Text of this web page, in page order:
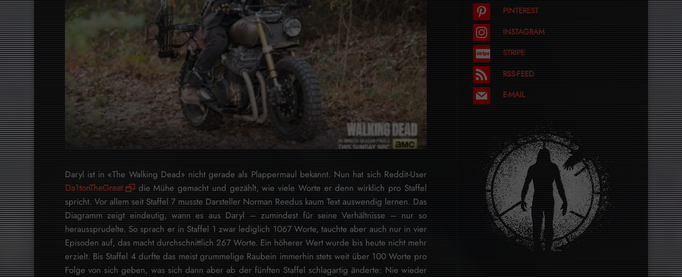
Daryl ist in «The Walking Dead» nicht gerade als Plappermaul bekannt. Nun hat sich Reddit-User
Da1tonTheGreat
die Mühe gemacht und gezählt, wie viele Worte er denn wirklich pro Staffel
spricht. Vor allem seit Staffel 7 musste Darsteller Norman Reedus kaum Text auswendig lernen. Das
Diagramm zeigt eindeutig, wann es aus Daryl – zumindest für seine Verhältnisse – nur so
heraussprudelte. So sprach er in Staffel 1 zwar lediglich 1067 Worte, tauchte aber auch nur in vier
Episoden auf, das macht durchschnittlich 267 Worte. Ein höherer Wert wurde bis heute nicht mehr
erzielt. Bis Staffel 4 durfte das meist grummelige Raubein immerhin stets weit über 100 Worte pro
Folge von sich geben, was sich dann aber ab der fünften Staffel schlagartig änderte: Nie wieder
PINTEREST
INSTAGRAM
STRIPE
RSS-FEED
E-MAIL